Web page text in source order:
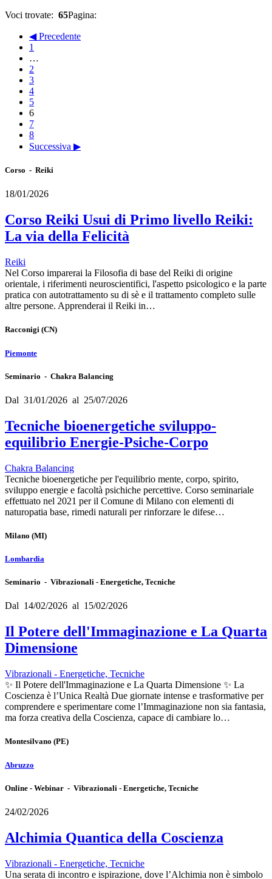
Voci trovate: 65Pagina:
◀ Precedente
1
…
2
3
4
5
6
7
8
Successiva ▶
Corso - Reiki
18/01/2026
Corso Reiki Usui di Primo livello Reiki:
La via della Felicità
Reiki
Nel Corso imparerai la Filosofia di base del Reiki di origine
orientale, i riferimenti neuroscientifici, l'aspetto psicologico e la parte
pratica con autotrattamento su di sè e il trattamento completo sulle
altre persone. Apprenderai il Reiki in…
Racconigi (CN)
Piemonte
Seminario - Chakra Balancing
Dal 31/01/2026 al 25/07/2026
Tecniche bioenergetiche sviluppo-
equilibrio Energie-Psiche-Corpo
Chakra Balancing
Tecniche bioenergetiche per l'equilibrio mente, corpo, spirito,
sviluppo energie e facoltà psichiche percettive. Corso seminariale
effettuato nel 2021 per il Comune di Milano con elementi di
naturopatia base, rimedi naturali per rinforzare le difese…
Milano (MI)
Lombardia
Seminario - Vibrazionali - Energetiche, Tecniche
Dal 14/02/2026 al 15/02/2026
Il Potere dell'Immaginazione e La Quarta
Dimensione
Vibrazionali - Energetiche, Tecniche
✨ Il Potere dell'Immaginazione e La Quarta Dimensione ✨ La
Coscienza è l’Unica Realtà Due giornate intense e trasformative per
comprendere e sperimentare come l’Immaginazione non sia fantasia,
ma forza creativa della Coscienza, capace di cambiare lo…
Montesilvano (PE)
Abruzzo
Online - Webinar - Vibrazionali - Energetiche, Tecniche
24/02/2026
Alchimia Quantica della Coscienza
Vibrazionali - Energetiche, Tecniche
Una serata di incontro e ispirazione, dove l’Alchimia non è simbolo